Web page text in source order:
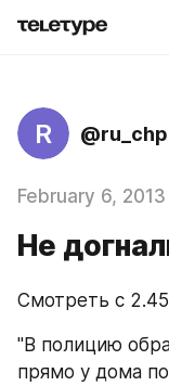
R @ru_chp
February 6, 2013
Не
Cмотреть с 2.45
"В полицию
прямо у дома